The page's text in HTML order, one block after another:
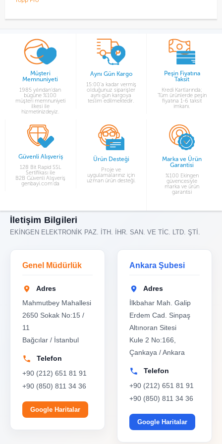
Müşteri
Memnuniyeti
1985 yılından’dan
bügüne %100
müşteri memnuniyeti
ilkesi ile
hizmetinizdeyiz.
Aynı Gün Kargo
15:00’a kadar vermiş
olduğunuz siparişler
aynı gün kargoya
teslim edilmektedir.
Peşin Fiyatına
Taksit
Kredi Kartlarında;
Tüm ürünlerde peşin
fiyatına 1-6 taksit
imkanı.
Güvenli Alışveriş
128 Bit Rapid SSL
Sertifikası ile
B2B Güvenli Alışveriş
genbayi.com’da
Ürün Desteği
Proje ve
uygulamalarınız için
uzman ürün desteği.
Marka ve Ürün
Garantisi
%100 Ekingen
güvencesiyle
marka ve ürün
garantisi
İletişim Bilgileri
EKİNGEN ELEKTRONİK PAZ. İTH. İHR. SAN. VE TİC. LTD. ŞTİ.
Genel Müdürlük
Adres
Mahmutbey Mahallesi
2650 Sokak No:15 /
11
Bağcılar / İstanbul
Telefon
+90 (212) 651 81 91
+90 (850) 811 34 36
Google Haritalar
Ankara Şubesi
Adres
İlkbahar Mah. Galip
Erdem Cad. Sinpaş
Altınoran Sitesi
Kule 2 No:166,
Çankaya / Ankara
Telefon
+90 (212) 651 81 91
+90 (850) 811 34 36
Google Haritalar